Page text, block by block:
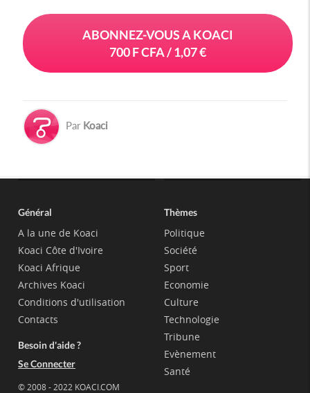
ABONNEZ-VOUS A KOACI
700 F CFA / 1,07 €
Par Koaci
Général
A la une de Koaci
Koaci Côte d'Ivoire
Koaci Afrique
Archives Koaci
Conditions d'utilisation
Contacts
Besoin d'aide ?
Se Connecter
© 2008 - 2022 KOACI.COM
Thèmes
Politique
Société
Sport
Economie
Culture
Technologie
Tribune
Evènement
Santé